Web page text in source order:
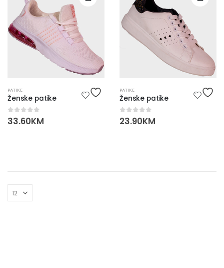
PATIKE
Ženske patike
0out of 5
33.60KM
PATIKE
Ženske patike
0out of 5
23.90KM